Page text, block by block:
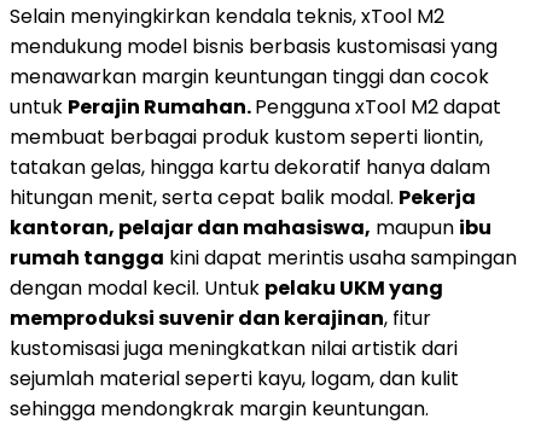
Selain menyingkirkan kendala teknis, xTool M2
mendukung model bisnis berbasis kustomisasi yang
menawarkan margin keuntungan tinggi dan cocok
untuk Perajin Rumahan.Pengguna xTool M2 dapat
membuat berbagai produk kustom seperti liontin,
tatakan gelas, hingga kartu dekoratif hanya dalam
hitungan menit, serta cepat balik modal. Pekerja
kantoran, pelajar dan mahasiswa, maupun ibu
rumah tangga kini dapat merintis usaha sampingan
dengan modal kecil. Untuk pelaku UKM yang
memproduksi suvenir dan kerajinan, fitur
kustomisasi juga meningkatkan nilai artistik dari
sejumlah material seperti kayu, logam, dan kulit
sehingga mendongkrak margin keuntungan.